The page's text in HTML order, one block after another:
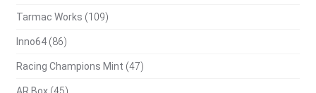
Tarmac Works (109)
Inno64 (86)
Racing Champions Mint (47)